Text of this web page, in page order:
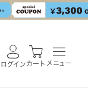
ログインカート メニュー